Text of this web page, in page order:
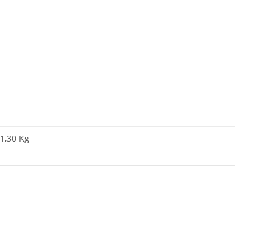
1,30 Kg